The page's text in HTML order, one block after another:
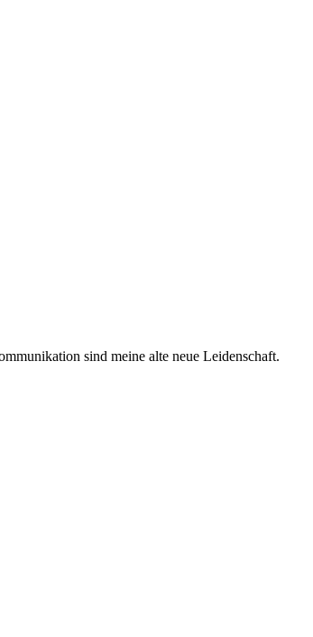
sind meine alte neue Leidenschaft.